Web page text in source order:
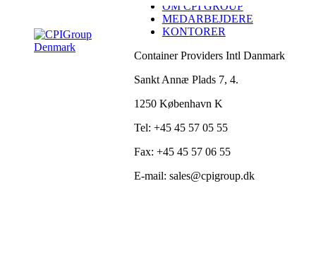
content
OM CPI GROUP
MEDARBEJDERE
KONTORER
Container Providers Intl Danmark
Sankt Annæ Plads 7, 4.
1250 København K
Tel: +45 45 57 05 55
Fax: +45 45 57 06 55
E-mail: sales@cpigroup.dk